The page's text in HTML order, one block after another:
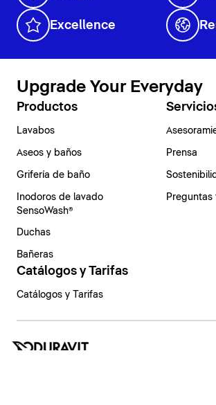
Excellence
Upgrade Your Everyday
Productos
Lavabos
Aseos y baños
Grifería de baño
Inodoros de lavado
SensoWash®
Duchas
Bañeras
Prensa
Catálogos y Tarifas
Catálogos y Tarifas